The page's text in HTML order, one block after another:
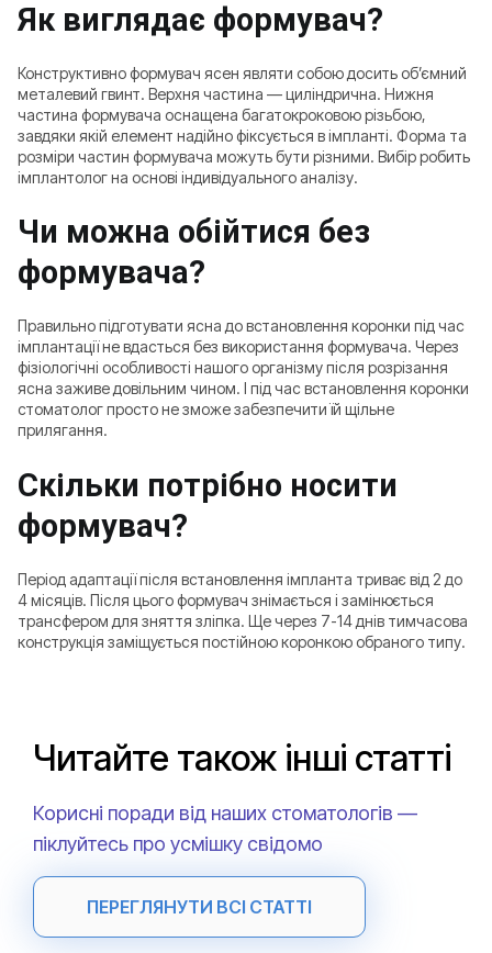
Як виглядає формувач?
Конструктивно формувач ясен являти собою досить об’ємний
металевий гвинт. Верхня частина — циліндрична. Нижня
частина формувача оснащена багатокроковою різьбою,
завдяки якій елемент надійно фіксується в імпланті. Форма та
розміри частин формувача можуть бути різними. Вибір робить
імплантолог на основі індивідуального аналізу.
Чи можна обійтися без
формувача?
Правильно підготувати ясна до встановлення коронки під час
імплантації не вдасться без використання формувача. Через
фізіологічні особливості нашого організму після розрізання
ясна заживе довільним чином. І під час встановлення коронки
стоматолог просто не зможе забезпечити їй щільне
прилягання.
Скільки потрібно носити
формувач?
Період адаптації після встановлення імпланта триває від 2 до
4 місяців. Після цього формувач знімається і замінюється
трансфером для зняття зліпка. Ще через 7-14 днів тимчасова
конструкція заміщується постійною коронкою обраного типу.
Читайте також інші статті
Корисні поради від наших стоматологів —
піклуйтесь про усмішку свідомо
ПЕРЕГЛЯНУТИ ВСІ СТАТТІ